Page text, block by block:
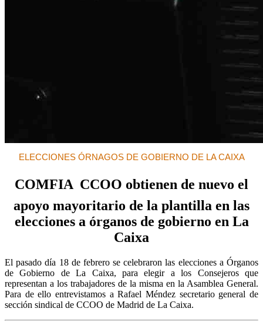
ELECCIONES ÓRNAGOS DE GOBIERNO DE LA CAIXA
COMFIA  CCOO obtienen de nuevo el
apoyo mayoritario de la plantilla en las
elecciones a órganos de gobierno en La
Caixa
El pasado día 18 de febrero se celebraron las elecciones a Órganos
de Gobierno de La Caixa, para elegir a los Consejeros que
representan a los trabajadores de la misma en la Asamblea General.
Para de ello entrevistamos a Rafael Méndez secretario general de
sección sindical de CCOO de Madrid de La Caixa.